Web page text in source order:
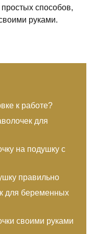
способов,
руками.
к работе?
для
на подушку с
правильно
для беременных
своими руками